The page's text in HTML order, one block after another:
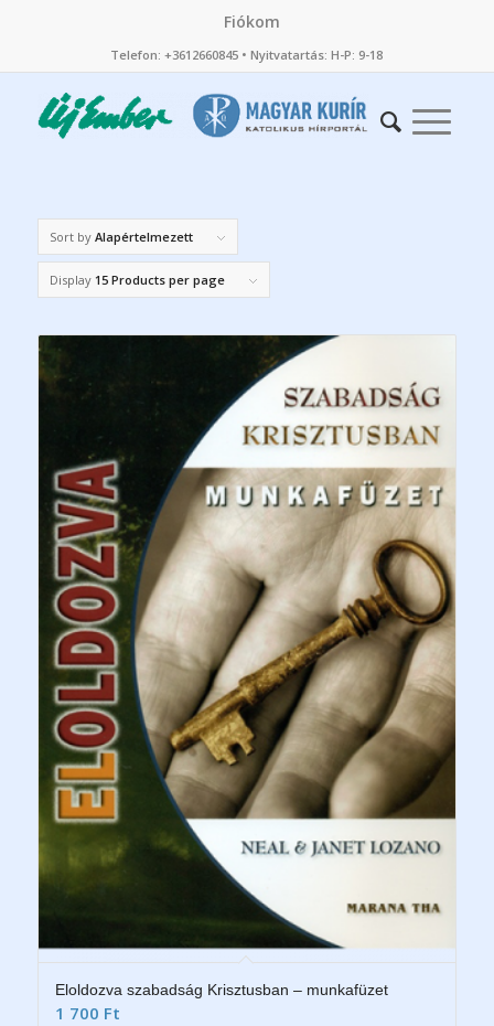
Fiókom
Telefon: +3612660845 • Nyitvatartás: H-P: 9-18
Sort by Alapértelmezett
Display 15 Products per page
Eloldozva szabadság Krisztusban – munkafüzet
1 700 Ft